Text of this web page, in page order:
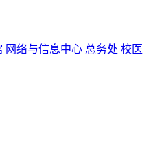
网络与信息中心 总务处 校医